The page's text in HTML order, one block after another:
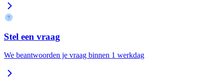
Stel een vraag
We beantwoorden je vraag binnen 1 werkdag